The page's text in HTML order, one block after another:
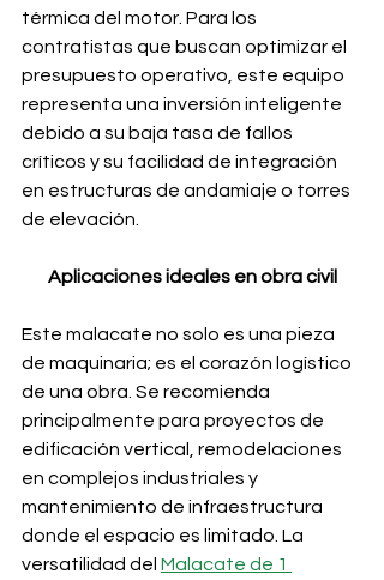
térmica del motor. Para los
contratistas que buscan optimizar el
presupuesto operativo, este equipo
representa una inversión inteligente
debido a su baja tasa de fallos
críticos y su facilidad de integración
en estructuras de andamiaje o torres
de elevación.
Aplicaciones ideales en obra civil
Este malacate no solo es una pieza
de maquinaria; es el corazón logístico
de una obra. Se recomienda
principalmente para proyectos de
edificación vertical, remodelaciones
en complejos industriales y
mantenimiento de infraestructura
donde el espacio es limitado. La
versatilidad del Malacate de 1